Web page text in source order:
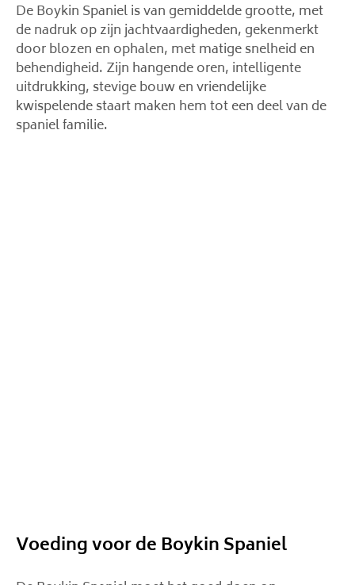
De Boykin Spaniel is van gemiddelde grootte, met
de nadruk op zijn jachtvaardigheden, gekenmerkt
door blozen en ophalen, met matige snelheid en
behendigheid. Zijn hangende oren, intelligente
uitdrukking, stevige bouw en vriendelijke
kwispelende staart maken hem tot een deel van de
spaniel familie.
Voeding voor de Boykin Spaniel